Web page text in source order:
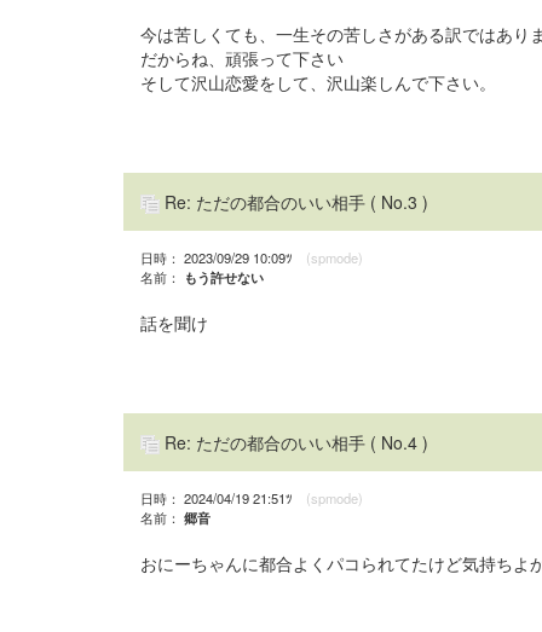
今は苦しくても、一生その苦しさがある訳ではあり
だからね、頑張って下さい
そして沢山恋愛をして、沢山楽しんで下さい。
Re: ただの都合のいい相手 ( No.3 )
日時： 2023/09/29 10:09ﾂ (spmode)
名前：
もう許せない
話を聞け
Re: ただの都合のいい相手 ( No.4 )
日時： 2024/04/19 21:51ﾂ (spmode)
名前： 郷音
おにーちゃんに都合よくパコられてたけど気持ちよ